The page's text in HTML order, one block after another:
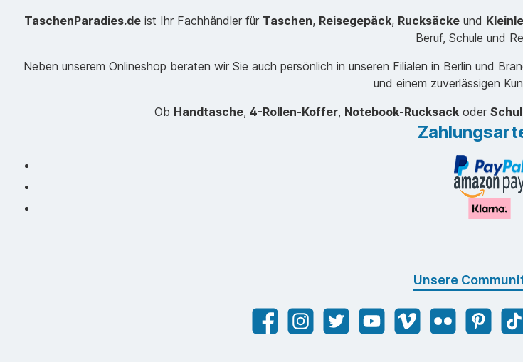
TaschenParadies.de ist Ihr Fachhändler für Taschen, Reisegepäck, Rucksäcke und
Beruf, Schule und
Neben unserem Onlineshop beraten wir Sie auch persönlich in unseren Filialen in Berlin und
und einem zuverlässigen
Ob Handtasche, 4-Rollen-Koffer, Notebook-Rucksackoder
Unsere